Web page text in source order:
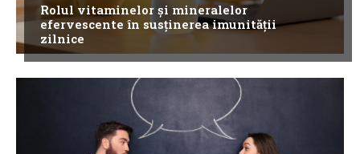
Rolul vitaminelor și mineralelor
efervescente în susținerea imunității
zilnice